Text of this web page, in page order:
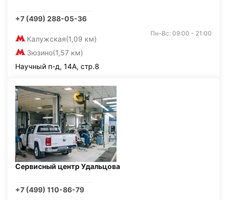
+7 (499) 288-05-36
Калужская(1,09 км)
Зюзино(1,57 км)
Пн-Вс: 09:00 - 21:00
Научный п-д, 14А, стр.8
Сервисный центр Удальцова
+7 (499) 110-86-79